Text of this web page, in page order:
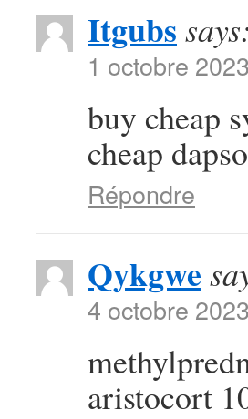
Itgubs
1 octobre
buy cheap
cheap
Répondre
Qykgwe
4 octobre
aristocort